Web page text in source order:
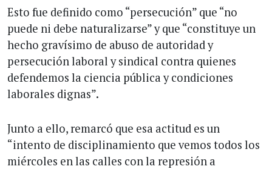
Esto fue definido como “persecución” que “no
puede ni debe naturalizarse” y que “constituye un
hecho gravísimo de abuso de autoridad y
persecución laboral y sindical contra quienes
defendemos la ciencia pública y condiciones
laborales dignas”.
Junto a ello, remarcó que esa actitud es un
“intento de disciplinamiento que vemos todos los
miércoles en las calles con la represión a